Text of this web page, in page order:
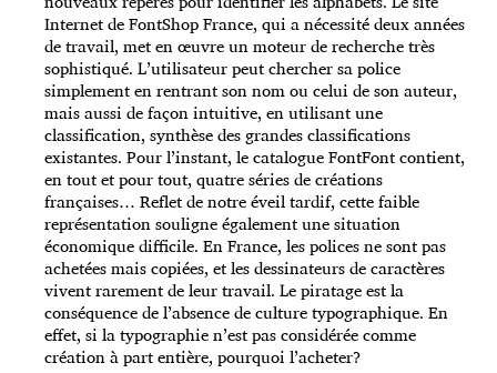
Internet de FontShop France, qui a nécessité deux années
de travail, met en œuvre un moteur de recherche très
sophistiqué. L’utilisateur peut chercher sa police
simplement en rentrant son nom ou celui de son auteur,
mais aussi de façon intuitive, en utilisant une
classification, synthèse des grandes classifications
existantes. Pour l’instant, le catalogue FontFont contient,
en tout et pour tout, quatre séries de créations
françaises… Reflet de notre éveil tardif, cette faible
représentation souligne également une situation
économique difficile. En France, les polices ne sont pas
achetées mais copiées, et les dessinateurs de caractères
vivent rarement de leur travail. Le piratage est la
conséquence de l’absence de culture typographique. En
effet, si la typographie n’est pas considérée comme
création à part entière, pourquoi l’acheter?